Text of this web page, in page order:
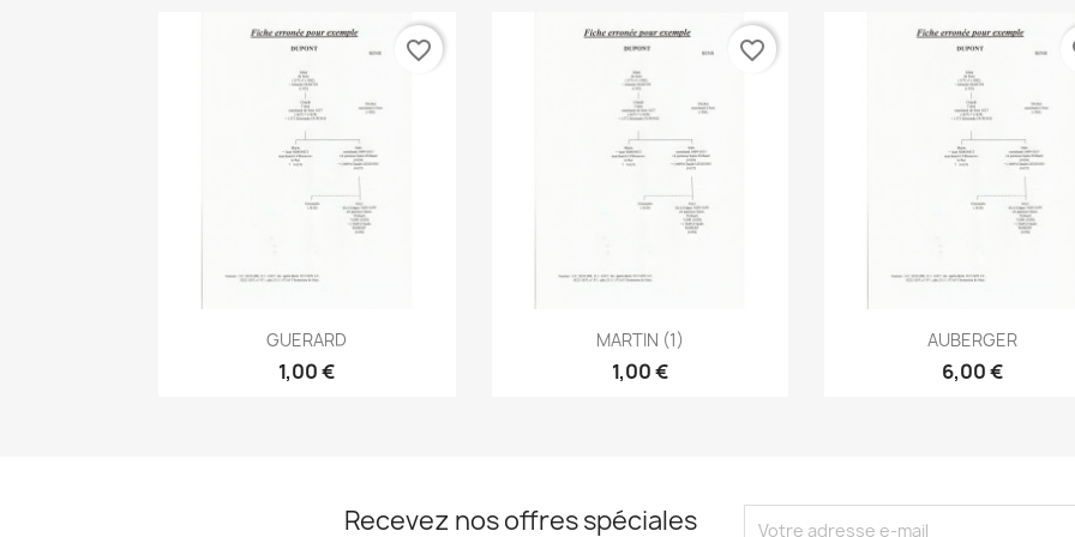
Aperçu rapide
GUERARD
1,00 €
favorite_border
Aperçu rapide
MARTIN (1)
1,00 €
favorite_border
Aperçu rapide
AUBERGER
6,00 €
Recevez nos offres spéciales